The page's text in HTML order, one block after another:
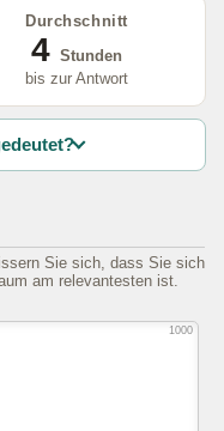
Durchschnitt
4 Stunden
bis zur Antwort
Sie sich, dass Sie sich
am relevantesten ist.
1000